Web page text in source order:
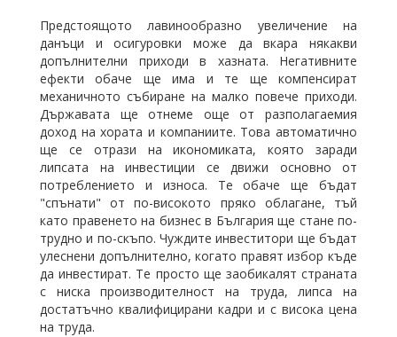
Предстоящото лавинообразно увеличение на
данъци и осигуровки може да вкара някакви
допълнителни приходи в хазната. Негативните
ефекти обаче ще има и те ще компенсират
механичното събиране на малко повече приходи.
Държавата ще отнеме още от разполагаемия
доход на хората и компаниите. Това автоматично
ще се отрази на икономиката, която заради
липсата на инвестиции се движи основно от
потреблението и износа. Те обаче ще бъдат
"спънати" от по-високото пряко облагане, тъй
като правенето на бизнес в България ще стане по-
трудно и по-скъпо. Чуждите инвеститори ще бъдат
улеснени допълнително, когато правят избор къде
да инвестират. Те просто ще заобикалят страната
с ниска производителност на труда, липса на
достатъчно квалифицирани кадри и с висока цена
на труда.